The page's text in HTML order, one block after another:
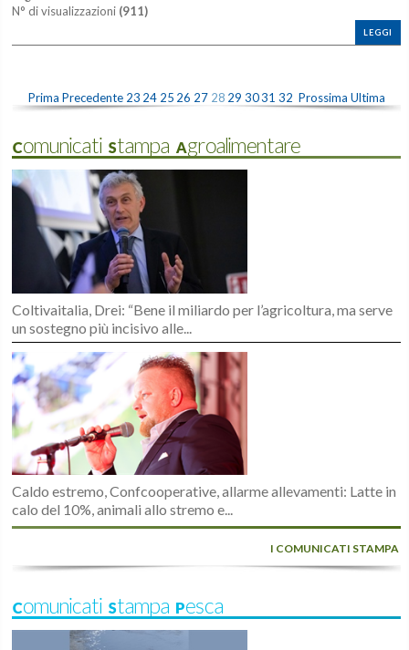
N° di visualizzazioni (911)
LEGGI
Prima Precedente 23 24 25 26 27 28 29 3031 32 Prossima Ultima
Comunicati Stampa Agroalimentare
Coltivaitalia, Drei: “Bene il miliardo per l’agricoltura, ma serve
un sostegno più incisivo alle...
Caldo estremo, Confcooperative, allarme allevamenti: Latte in
calo del 10%, animali allo stremo e...
I COMUNICATI STAMPA
Comunicati Stampa Pesca